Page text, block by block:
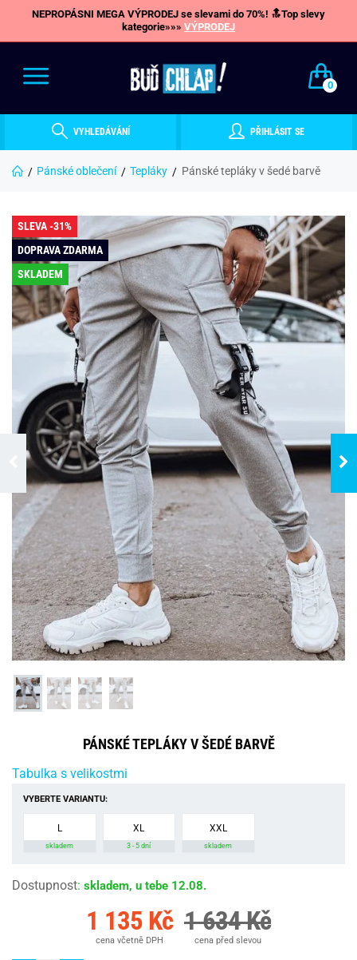
NEPROPÁSNI MEGA VÝPRODEJ se slevami do 70%! 🔝Top slevy
kategorie»»» VÝPRODEJ
0
VYHLEDÁVÁNÍ PŘIHLÁSIT SE
Pánské oblečení Tepláky Pánské tepláky v šedé barvě
SLEVA -31%
DOPRAVA ZDARMA
SKLADEM
PÁNSKÉ TEPLÁKY V ŠEDÉ BARVĚ
Tabulka s velikostmi
VYBERTE VARIANTU:
L
skladem
XL
3 - 5 dní
XXL
skladem
Dostupnost: skladem, u tebe 12.08.
1 135 Kč
cena včetně DPH
1 634 Kč
cena před slevou